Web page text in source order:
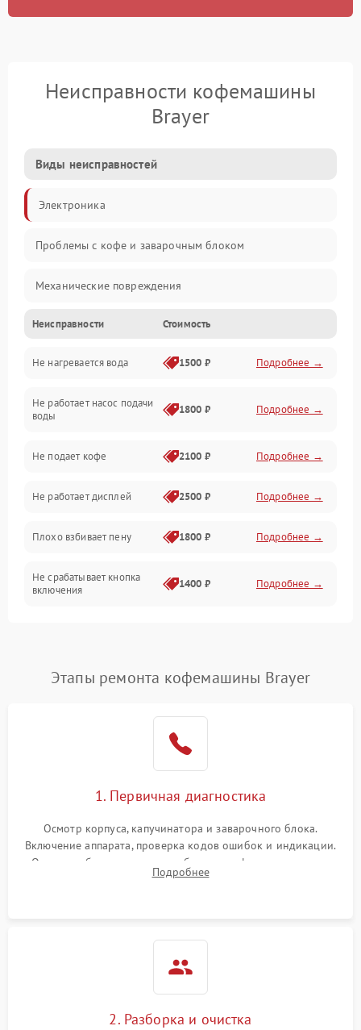
Неисправности кофемашины
Brayer
Виды неисправностей
Электроника
Проблемы с кофе и заварочным блоком
Механические повреждения
Прочие неисправности
Включение и работа
Проблемы с водой
Проблемы с капучинатором и паром
Управление и электроника
Программное обеспечение
Неисправности Стоимость
Не нагревается вода 1500 ₽ Подробнее →
Не работает насос подачи
воды
1800 ₽ Подробнее →
Не подает кофе 2100 ₽ Подробнее →
Не работает дисплей 2500 ₽ Подробнее →
Плохо взбивает пену 1800 ₽ Подробнее →
Не срабатывает кнопка
включения
1400 ₽ Подробнее →
Постоянные сбои в работе 1500 ₽ Подробнее →
Этапы ремонта кофемашины Brayer
1. Первичная диагностика
Осмотр корпуса, капучинатора и заварочного блока.
Включение аппарата, проверка кодов ошибок и индикации.
Оценка работы помпы, термоблока и кофемолки на слух.
Измерение температуры и давления воды для выявления
Подробнее
2. Разборка и очистка